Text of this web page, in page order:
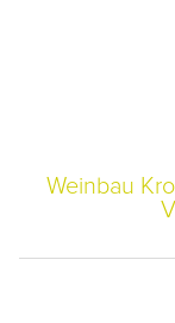
Weinbau